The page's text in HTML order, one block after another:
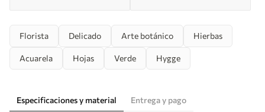
Florista Delicado Arte botánico Hierbas
Acuarela Hojas Verde Hygge
Especificaciones y material
Entrega y pago